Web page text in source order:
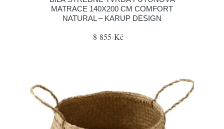
MATRACE 140X200 CM COMFORT
NATURAL – KARUP DESIGN
8 855 Kč